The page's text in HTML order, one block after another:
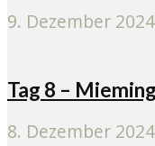
9. Dezember 2024
Tag 8 –
8. Dezember 2024